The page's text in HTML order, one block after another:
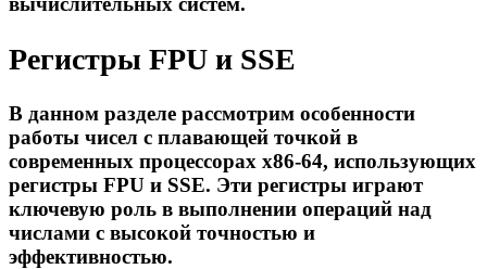
Регистры FPU и SSE
В данном разделе рассмотрим особенности
работы чисел с плавающей точкой в
современных процессорах x86-64, использующих
регистры FPU и SSE. Эти регистры играют
ключевую роль в выполнении операций над
числами с высокой точностью и
эффективностью.